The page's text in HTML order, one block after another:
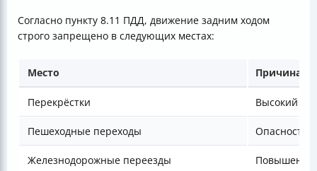
Согласно пункту 8.11 ПДД, движение задним ходом
строго запрещено в следующих местах:
Место Причина
Перекрёстки Высокий
Пешеходные переходы Опасность
Железнодорожные переезды